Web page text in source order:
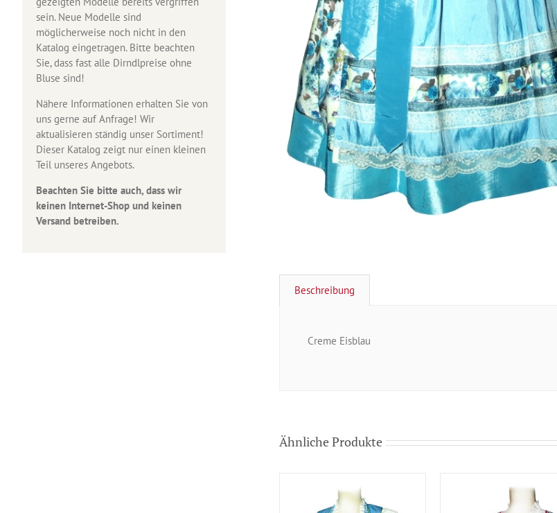
Beschreibung
Creme Eisblau
Ähnliche Produkte
sein. Neue Modelle sind
möglicherweise noch nicht in den
Katalog eingetragen. Bitte beachten
Sie, dass fast alle Dirndlpreise ohne
Bluse sind!
Nähere Informationen erhalten Sie von
uns gerne auf Anfrage! Wir
aktualisieren ständig unser Sortiment!
Dieser Katalog zeigt nur einen kleinen
Teil unseres Angebots.
Beachten Sie bitte auch, dass wir
keinen Internet-Shop und keinen
Versand betreiben.